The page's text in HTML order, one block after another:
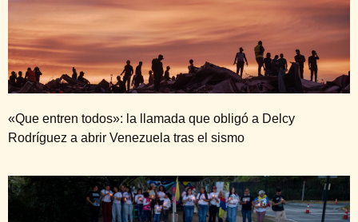
«Que entren todos»: la llamada que obligó a Delcy
Rodríguez a abrir Venezuela tras el sismo